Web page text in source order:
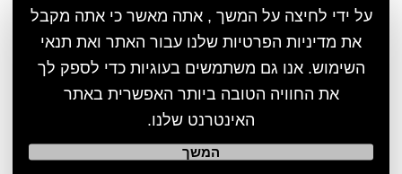
על ידי לחיצה על המשך , אתה מאשר כי אתה מקבל
את מדיניות הפרטיות שלנו עבור האתר ואת תנאי
השימוש. אנו גם משתמשים בעוגיות כדי לספק לך
את החוויה הטובה ביותר האפשרית באתר
האינטרנט שלנו.
המשך
Music/video: video decoding 3gp/H.265/MPEG4
Battery: 3900mAh
USB port: Type-C
T-flash: MAX support 64GB
Products size
Accessories: Adaptor, user manual, type-C